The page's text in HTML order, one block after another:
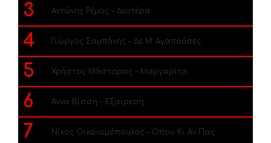
3 Αντώνης Ρέμος – Δευτέρα
4 Γιώργος Σαμπάνης – Δε Μ’ Αγαπούσες
5 Χρήστος Μάστορας – Μαργαρίτα
6 Άννα Βίσση – Εξαίρεση
7 Νίκος Οικονομόπουλος – Όπου Κι Αν Πας